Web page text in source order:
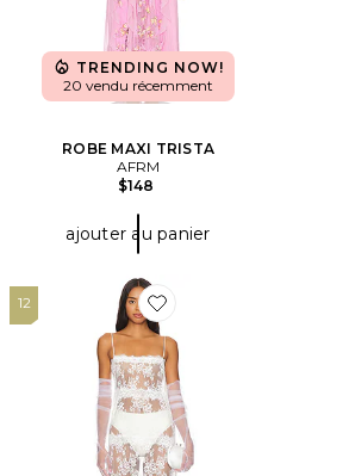
TRENDING NOW!
20 vendu récemment
ROBE MAXI TRISTA
AFRM
$148
ajouter au panier
12
Favorite ROBE MILLIE